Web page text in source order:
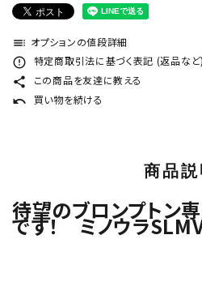
toc オプションの値段詳細
error_outline 特定商取引法に基づく表記 (返品など)
share この商品を友達に教える
undo 買い物を続ける
商品説
待望のブロンプトン
です！ ミノウラ